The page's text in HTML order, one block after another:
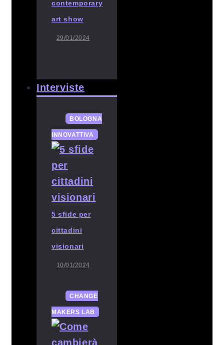
contemporary
art show
29/01/2024
Interviste
BOLOGNA
INNOVATTIVA
5 sfide per
cittadini
visionari
10/01/2024
CHANGE
MAKERS LAB